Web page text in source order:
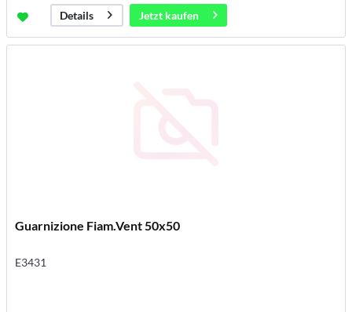
Details Jetzt kaufen
Guarnizione Fiam.Vent 50x50
E3431